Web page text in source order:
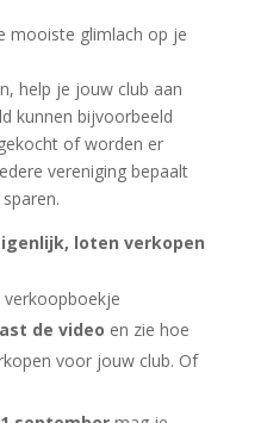
mooiste glimlach op je
help je jouw club aan
kunnen bijvoorbeeld
of worden er
vereniging bepaalt
loten verkopen
verkoopboekje
de video en zie hoe
voor jouw club. Of